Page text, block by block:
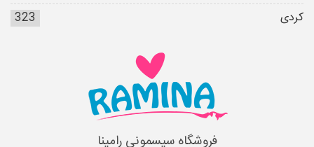
کردی
323
فروشگاه سیسمونی رامینا